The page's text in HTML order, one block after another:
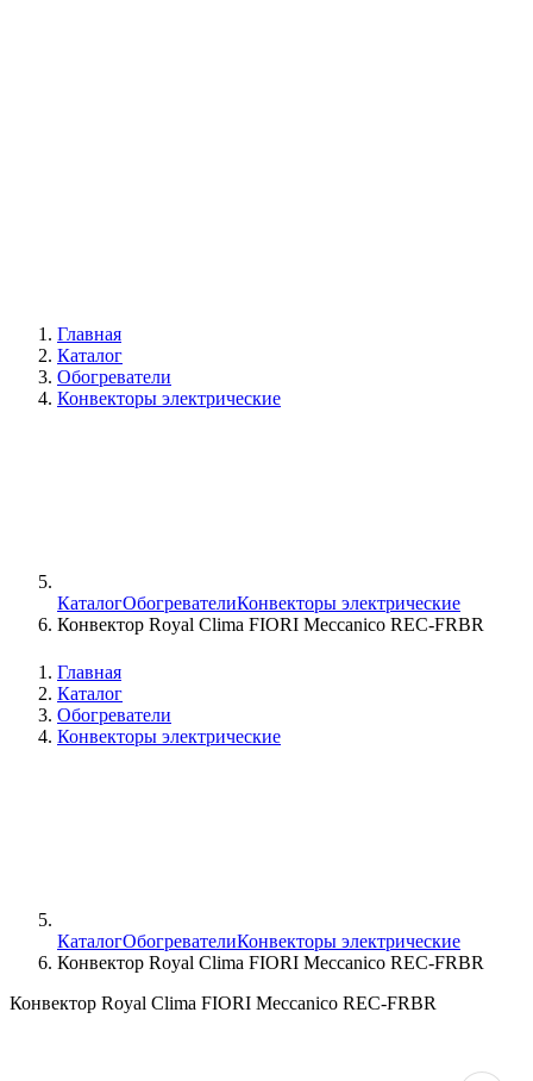
Главная
Каталог
Обогреватели
Конвекторы электрические
КаталогОбогревателиКонвекторы электрические
Конвектор Royal Clima FIORI Meccanico REC-FRBR
Главная
Каталог
Обогреватели
Конвекторы электрические
КаталогОбогревателиКонвекторы электрические
Конвектор Royal Clima FIORI Meccanico REC-FRBR
Конвектор Royal Clima FIORI Meccanico REC-FRBR